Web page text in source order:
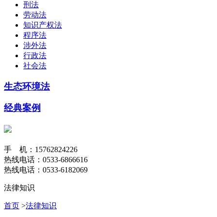
刑法
劳动法
知识产权法
程序法
涉外法
行政法
社会法
生态环境法
经典案例
手 机：15762824226
热线电话：0533-6866616
热线电话：0533-6182069
法律知识
首页 >法律知识